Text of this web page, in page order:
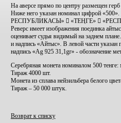
На аверсе прямо по центру размещен
Ниже него указан номинал цифрой
РЕСПУБЛИКАСЫ»  «ТЕҢГЕ» 
Реверс имеет изображения поединка
оценивает судья видимый на заднем
и надпись «Айтыс». В левой части указан
надпись «Ag 925 31,1gr» - обозначение
Серебряная монета номиналом 500
Тираж 4000 шт.
Монета из сплава нейзильбера белого
Тираж – 50 000 штук.
Возврат к списку